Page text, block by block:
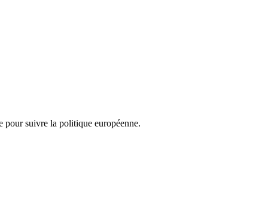
pour suivre la politique européenne.